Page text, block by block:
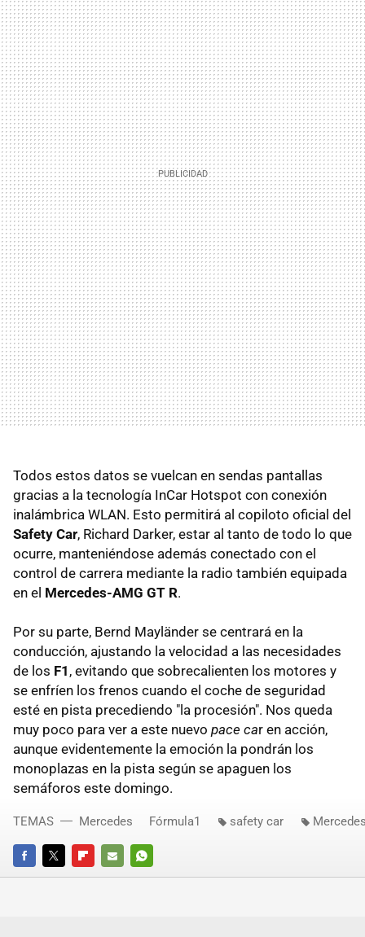
Todos estos datos se vuelcan en sendas pantallas
gracias a la tecnología InCar Hotspot con conexión
inalámbrica WLAN. Esto permitirá al copiloto oficial del
Safety Car, Richard Darker, estar al tanto de todo lo que
ocurre, manteniéndose además conectado con el
control de carrera mediante la radio también equipada
en el Mercedes-AMG GT R.
Por su parte, Bernd Mayländer se centrará en la
conducción, ajustando la velocidad a las necesidades
de los F1 , evitando que sobrecalienten los motores y
se enfríen los frenos cuando el coche de seguridad
esté en pista precediendo "la procesión". Nos queda
muy poco para ver a este nuevo pace car en acción,
aunque evidentemente la emoción la pondrán los
monoplazas en la pista según se apaguen los
semáforos este domingo.
FACEBOOKTWITTERFLIPBOARD
E-
WHATSAPP
TEMAS Mercedes Fórmula1 safety car